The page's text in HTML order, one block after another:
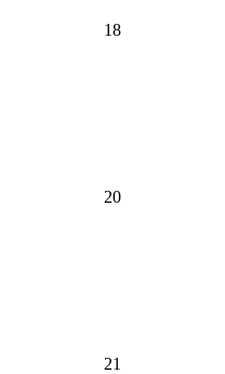
18
20
21